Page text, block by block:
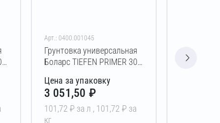
Арт.: 0400.001045
Грунтовка универсальная
Боларс TIEFEN PRIMER 30
Цена за упаковку
3 051,50 ₽
101,72 ₽ за л , 101,72 ₽ за
кг
РЕАЛ 02